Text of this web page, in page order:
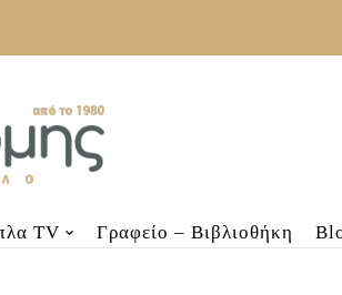
TV Γραφείο – Βιβλιοθήκη